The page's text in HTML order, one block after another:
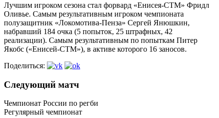
Лучшим игроком сезона стал форвард «Енисея-СТМ» Фридл
Оливье. Самым результативным игроком чемпионата
полузащитник «Локомотива-Пенза» Сергей Янюшкин,
набравший 184 очка (5 попыток, 25 штрафных, 42
реализации). Самым результативным по попыткам Питер
Якобс («Енисей-СТМ»), в активе которого 16 заносов.
Поделиться:
Следующий матч
Чемпионат России по регби
Регулярный чемпионат